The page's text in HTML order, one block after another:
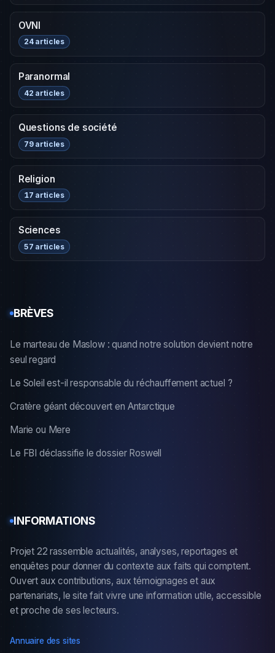
OVNI
24 articles
Paranormal
42 articles
Questions de société
79 articles
Religion
17 articles
Sciences
57 articles
BRÈVES
Le marteau de Maslow : quand notre solution devient notre
seul regard
Le Soleil est-il responsable du réchauffement actuel ?
Cratère géant découvert en Antarctique
Marie ou Mere
Le FBI déclassifie le dossier Roswell
INFORMATIONS
Projet 22 rassemble actualités, analyses, reportages et
enquêtes pour donner du contexte aux faits qui comptent.
Ouvert aux contributions, aux témoignages et aux
partenariats, le site fait vivre une information utile, accessible
et proche de ses lecteurs.
Annuaire des sites